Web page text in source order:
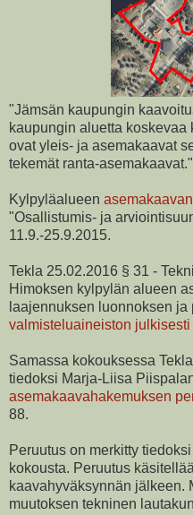
"Jämsän kaupungin
kaupungin aluetta
ovat yleis- ja asemakaavat
tekemät ranta-asemakaavat."
Kylpyläalueen
"Osallistumis- ja
11.9.-25.9.2015.
Tekla 25.02.2016 § 31 -
Himoksen kylpylän alueen
laajennuksen luonnoksen ja
valmisteluaineiston
Samassa kokouksessa
tiedoksi Marja-Liisa
asemakaavahakemuksen
88.
Peruutus on merkitty
kokousta. Peruutus
kaavahyväksynnän jälkeen.
muutoksen tekninen